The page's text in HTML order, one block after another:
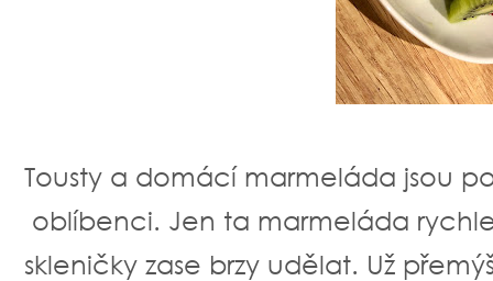
Tousty a domácí marmeláda jsou
oblíbenci. Jen ta marmeláda
skleničky zase brzy udělat. Už